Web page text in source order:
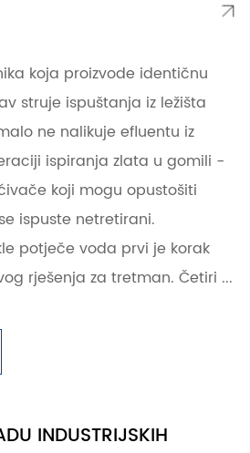
koja proizvode identičnu
struje ispuštanja iz ležišta
ne nalikuje efluentu iz
ispiranja zlata u gomili -
koji mogu opustošiti
ispuste netretirani.
potječe voda prvi je korak
rješenja za tretman. Četiri ...
INDUSTRIJSKIH